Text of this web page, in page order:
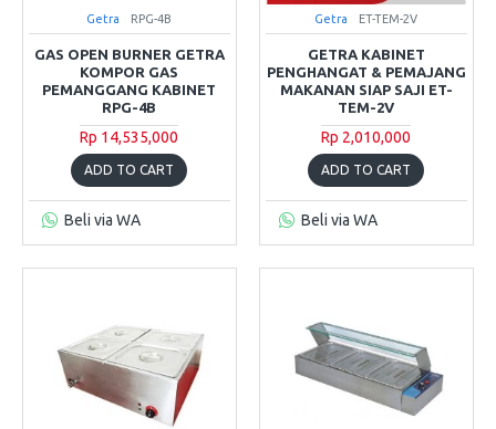
Getra RPG-4B
GAS OPEN BURNER GETRA
KOMPOR GAS
PEMANGGANG KABINET
RPG-4B
Rp 14,535,000
ADD TO CART
Beli via WA
Getra ET-TEM-2V
GETRA KABINET
PENGHANGAT & PEMAJANG
MAKANAN SIAP SAJI ET-
TEM-2V
Rp 2,010,000
ADD TO CART
Beli via WA